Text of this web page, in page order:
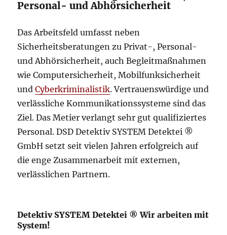
Personal- und Abhörsicherheit
Das Arbeitsfeld umfasst neben
Sicherheitsberatungen zu Privat-, Personal-
und Abhörsicherheit, auch Begleitmaßnahmen
wie Computersicherheit, Mobilfunksicherheit
undCyberkriminalistik. Vertrauenswürdige und
verlässliche Kommunikationssysteme sind das
Ziel. Das Metier verlangt sehr gut qualifiziertes
Personal. DSD Detektiv SYSTEM Detektei ®
GmbH setzt seit vielen Jahren erfolgreich auf
die enge Zusammenarbeit mit externen,
verlässlichen Partnern.
Detektiv SYSTEM Detektei ® Wir arbeiten mit
System!